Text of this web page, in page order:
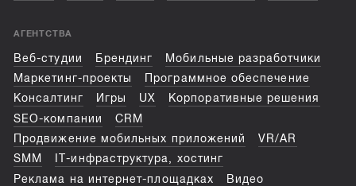
АГЕНТСТВА
Веб-студии Брендинг
Мобильные разработчики
Маркетинг-проекты
Программное обеспечение
Консалтинг
Игры UX
Корпоративные решения
SEO-компании
CRM
Продвижение мобильных приложений
VR/AR
SMM
IT-инфраструктура, хостинг
Реклама на интернет-площадках
Видео